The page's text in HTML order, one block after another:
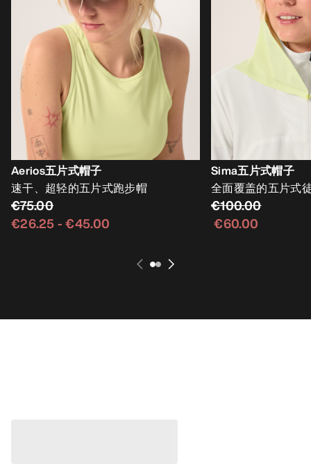
Aerios五片式帽子
速干、超轻的五片式跑步帽
€75.00
€26.25-€45.00
Sima五片式帽子
全面覆盖的五片式
€100.00
€60.00